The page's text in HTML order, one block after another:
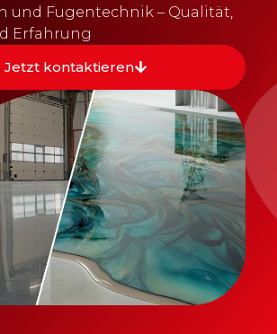
und Fugentechnik – Qualität,
Erfahrung
Jetzt kontaktieren